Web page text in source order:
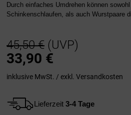
Durch einfaches Umdrehen können
Schinkenschlaufen, als auch Wurstpaare
45,50 € (UVP)
33,90 €
inklusive MwSt. / exkl. Versandkosten
Lieferzeit 3-4 Tage